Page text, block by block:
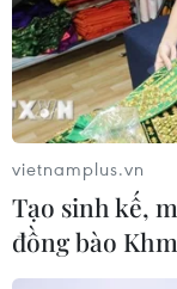
vietnamplus.vn
Tạo sinh kế,
đồng bào